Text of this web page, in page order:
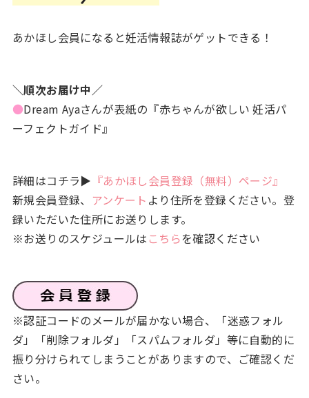
あかほし会員になると妊活情報誌がゲットできる！
＼順次お届け中／
●Dream Ayaさんが表紙の『赤ちゃんが欲しい 妊活パ
ーフェクトガイド』
詳細はコチラ▶ 『あかほし会員登録（無料）ページ』
新規会員登録、 アンケート より住所を登録ください。登
録いただいた住所にお送りします。
※お送りのスケジュールは こちらを確認ください
※認証コードのメールが届かない場合、「迷惑フォル
ダ」「削除フォルダ」「スパムフォルダ」等に自動的に
振り分けられてしまうことがありますので、ご確認くだ
さい。